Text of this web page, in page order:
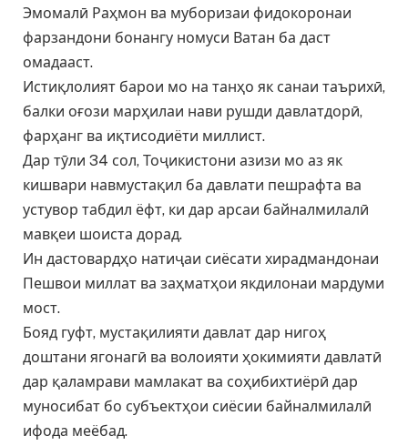
Эмомалӣ Раҳмон ва муборизаи фидокоронаи
фарзандони бонангу номуси Ватан ба даст
омадааст.
Истиқлолият барои мо на танҳо як санаи таърихӣ,
балки оғози марҳилаи нави рушди давлатдорӣ,
фарҳанг ва иқтисодиёти миллист.
Дар тӯли 34 сол, Тоҷикистони азизи мо аз як
кишвари навмустақил ба давлати пешрафта ва
устувор табдил ёфт, ки дар арсаи байналмилалӣ
мавқеи шоиста дорад.
Ин дастовардҳо натиҷаи сиёсати хирадмандонаи
Пешвои миллат ва заҳматҳои якдилонаи мардуми
мост.
Бояд гуфт, мустақилияти давлат дар нигоҳ
доштани ягонагӣ ва волоияти ҳокимияти давлатӣ
дар қаламрави мамлакат ва соҳибихтиёрӣ дар
муносибат бо субъектҳои сиёсии байналмилалӣ
ифода меёбад.